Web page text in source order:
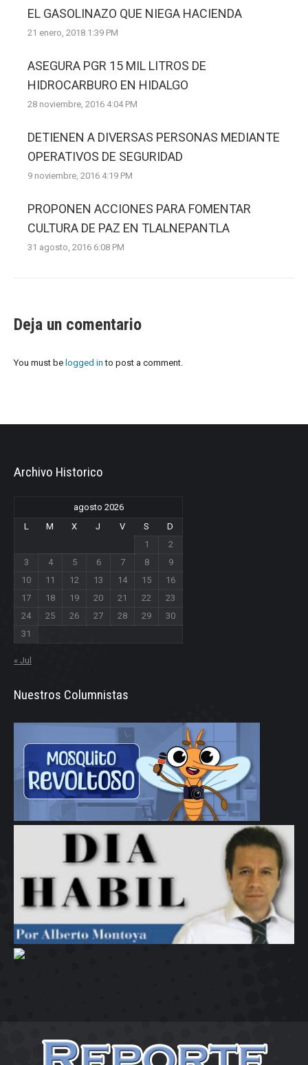
EL GASOLINAZO QUE NIEGA HACIENDA
21 enero, 2018 1:39 PM
ASEGURA PGR 15 MIL LITROS DE
HIDROCARBURO EN HIDALGO
28 noviembre, 2016 4:04 PM
DETIENEN A DIVERSAS PERSONAS MEDIANTE
OPERATIVOS DE SEGURIDAD
9 noviembre, 2016 4:19 PM
PROPONEN ACCIONES PARA FOMENTAR
CULTURA DE PAZ EN TLALNEPANTLA
31 agosto, 2016 6:08 PM
Deja un comentario
You must be logged in to post a comment.
Archivo Historico
agosto 2026
L
M X J V S
D
1
2
3
4 5 6 7 8
9
10
11 12 13 14 15
16
17
18 19 20 21 22
23
24
25 26 27 28 29
30
31
« Jul
Nuestros Columnistas